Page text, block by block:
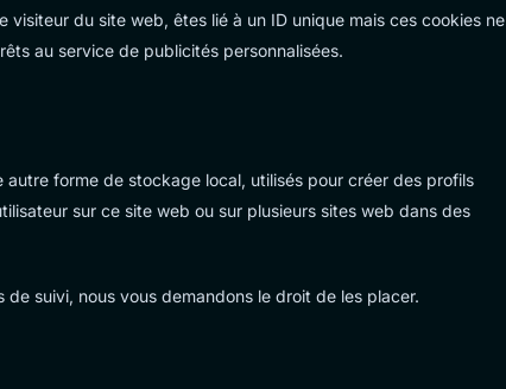
visiteur du site web, êtes lié à un ID unique mais ces cookies ne
au service de publicités personnalisées.
forme de stockage local, utilisés pour créer des profils
sur ce site web ou sur plusieurs sites web dans des
suivi, nous vous demandons le droit de les placer.